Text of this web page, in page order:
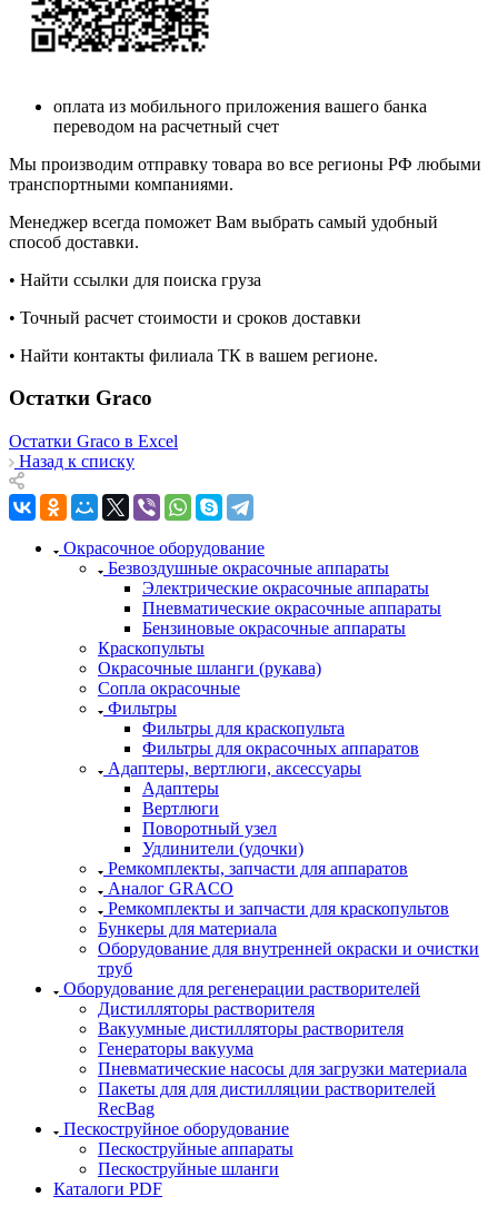
оплата из мобильного приложения вашего банка
переводом на расчетный счет
Мы производим отправку товара во все регионы РФ любыми
транспортными компаниями.
Менеджер всегда поможет Вам выбрать самый удобный
способ доставки.
• Найти ссылки для поиска груза
• Точный расчет стоимости и сроков доставки
• Найти контакты филиала ТК в вашем регионе.
Остатки Graco
Остатки Graco в Excel
Назад к списку
Окрасочное оборудование
Безвоздушные окрасочные аппараты
Электрические окрасочные аппараты
Пневматические окрасочные аппараты
Бензиновые окрасочные аппараты
Краскопульты
Окрасочные шланги (рукава)
Сопла окрасочные
Фильтры
Фильтры для краскопульта
Фильтры для окрасочных аппаратов
Адаптеры, вертлюги, аксессуары
Адаптеры
Вертлюги
Поворотный узел
Удлинители (удочки)
Ремкомплекты, запчасти для аппаратов
Аналог GRACO
Ремкомплекты и запчасти для краскопультов
Бункеры для материала
Оборудование для внутренней окраски и очистки
труб
Оборудование для регенерации растворителей
Дистилляторы растворителя
Вакуумные дистилляторы растворителя
Генераторы вакуума
Пневматические насосы для загрузки материала
Пакеты для для дистилляции растворителей
RecBag
Пескоструйное оборудование
Пескоструйные аппараты
Пескоструйные шланги
Каталоги PDF